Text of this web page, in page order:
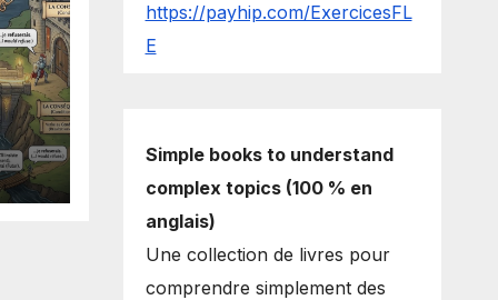
https://payhip.com/ExercicesFL
E
Simple books to understand
complex topics (100 % en
anglais)
Une collection de livres pour
comprendre simplement des